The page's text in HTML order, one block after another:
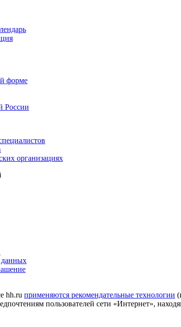
форме
России
организациях
данных
hh.ru применяются рекомендательные технологии
пользователей сети «Интернет»,